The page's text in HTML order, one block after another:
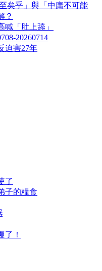
矣乎」與「中庸不可能
？
「肚上舔」
20260714
迫害27年
了
子的糧食
了！